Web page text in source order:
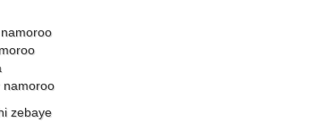
namoroo
zebaye